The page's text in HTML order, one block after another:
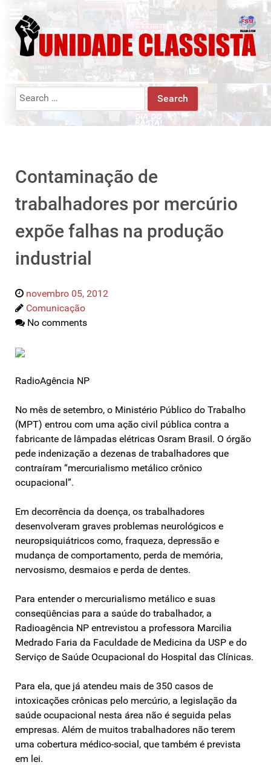
Search
Contaminação de
trabalhadores por mercúrio
expõe falhas na produção
industrial
novembro 05, 2012
Comunicação
No comments
RadioAgência NP
No mês de setembro, o Ministério Público do Trabalho
(MPT) entrou com uma ação civil pública contra a
fabricante de lâmpadas elétricas Osram Brasil. O órgão
pede indenização a dezenas de trabalhadores que
contraíram “mercurialismo metálico crônico
ocupacional”.
Em decorrência da doença, os trabalhadores
desenvolveram graves problemas neurológicos e
neuropsiquiátricos como, fraqueza, depressão e
mudança de comportamento, perda de memória,
nervosismo, desmaios e perda de dentes.
Para entender o mercurialismo metálico e suas
conseqüências para a saúde do trabalhador, a
Radioagência NP entrevistou a professora Marcilia
Medrado Faria da Faculdade de Medicina da USP e do
Serviço de Saúde Ocupacional do Hospital das Clínicas.
Para ela, que já atendeu mais de 350 casos de
intoxicações crônicas pelo mercúrio, a legislação da
saúde ocupacional nesta área não é seguida pelas
empresas. Além de muitos trabalhadores não terem
uma cobertura médico-social, que também é prevista
em lei.